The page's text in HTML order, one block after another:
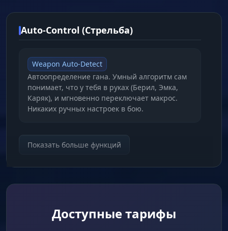
Auto-Control (Стрельба)
Weapon Auto-Detect
Автоопределение гана. Умный алгоритм сам
понимает, что у тебя в руках (Берил, Эмка,
Каряк), и мгновенно переключает макрос.
Никаких ручных настроек в бою.
No Recoil
вертикальную и горизонтальную отдачу.
Auto-Config
Показать больше функций
Доступные тарифы